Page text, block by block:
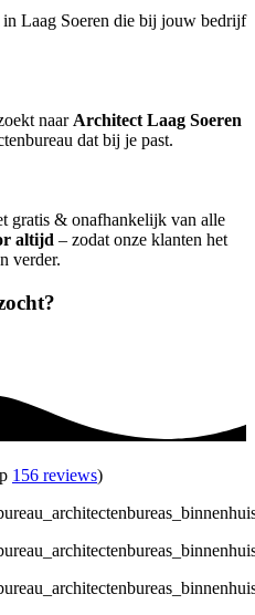
Laag Soeren die bij jouw bedrijf
naar Architect Laag Soeren
dat bij je past.
gratis & onafhankelijk van alle
altijd – zodat onze klanten het
verder.
156 reviews)